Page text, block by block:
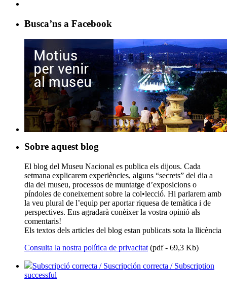
Busca’ns a Facebook
Sobre aquest blog
El blog del Museu Nacional es publica els dijous. Cada
setmana explicarem experiències, alguns “secrets” del dia a
dia del museu, processos de muntatge d’exposicions o
píndoles de coneixement sobre la col•lecció. Hi parlarem amb
la veu plural de l’equip per aportar riquesa de temàtica i de
perspectives. Ens agradarà conèixer la vostra opinió als
comentaris!
Els textos dels articles del blog estan publicats sota la llicència
Consulta la nostra política de privacitat (pdf - 69,3 Kb)
Subscripció correcta / Suscripción correcta / Subscription
successful